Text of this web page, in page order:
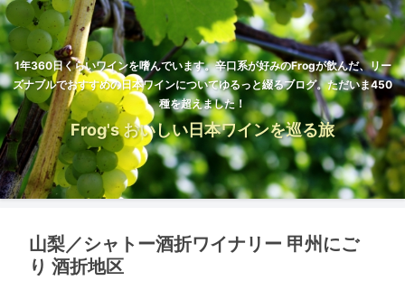
1年360日くらいワインを嗜んでいます。辛口系が好みのFrogが飲んだ、リー
ズナブルでおすすめの日本ワインについてゆるっと綴るブログ。ただいま450
種を超えました！
Frog's おいしい日本ワインを巡る旅
山梨／シャトー酒折ワイナリー 甲州にご
り 酒折地区